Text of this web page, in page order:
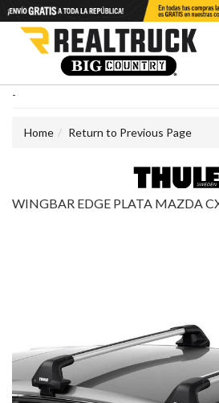
-
Home Return to Previous Page
WINGBAR EDGE PLATA MAZDA